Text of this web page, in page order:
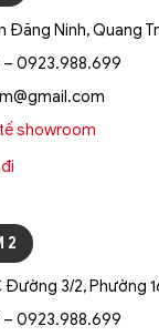
Đăng Ninh, Quang
0923.988.699
showroom
2
Đường 3/2, Phường
0923.988.699